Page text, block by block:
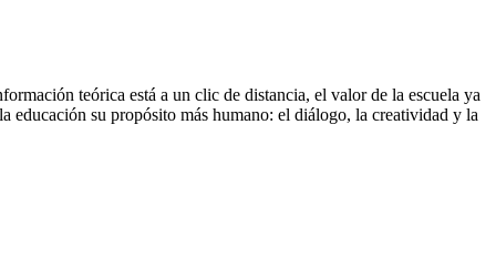
teórica está a un clic de distancia, el valor de la escuela ya
educación su propósito más humano: el diálogo, la creatividad y la